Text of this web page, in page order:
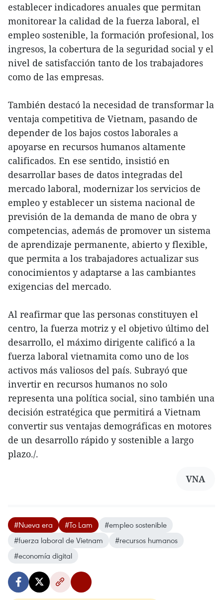
establecer indicadores anuales que permitan
monitorear la calidad de la fuerza laboral, el
empleo sostenible, la formación profesional, los
ingresos, la cobertura de la seguridad social y el
nivel de satisfacción tanto de los trabajadores
como de las empresas.
También destacó la necesidad de transformar la
ventaja competitiva de Vietnam, pasando de
depender de los bajos costos laborales a
apoyarse en recursos humanos altamente
calificados. En ese sentido, insistió en
desarrollar bases de datos integradas del
mercado laboral, modernizar los servicios de
empleo y establecer un sistema nacional de
previsión de la demanda de mano de obra y
competencias, además de promover un sistema
de aprendizaje permanente, abierto y flexible,
que permita a los trabajadores actualizar sus
conocimientos y adaptarse a las cambiantes
exigencias del mercado.
Al reafirmar que las personas constituyen el
centro, la fuerza motriz y el objetivo último del
desarrollo, el máximo dirigente calificó a la
fuerza laboral vietnamita como uno de los
activos más valiosos del país. Subrayó que
invertir en recursos humanos no solo
representa una política social, sino también una
decisión estratégica que permitirá a Vietnam
convertir sus ventajas demográficas en motores
de un desarrollo rápido y sostenible a largo
plazo./.
VNA
#Nueva era #To Lam
#empleo sostenible
#fuerza laboral de Vietnam
#recursos humanos
#economía digital